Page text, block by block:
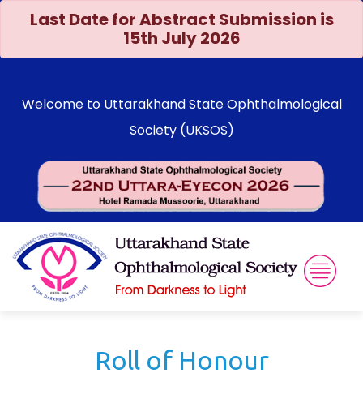
Last Date for Abstract Submission is
15th July 2026
Welcome to Uttarakhand State Ophthalmological
Society (UKSOS)
22nd UTTARA-EYECON 2026
Annual Conference - UKSOS &
Registered as `Himalayan Opthalmological Society`
23rd - 25th October, 2026
Venue
HOTEL RAMADA, MUSSOORIE, UTTARAKHAND
Home
About Us Roll of Honour
Roll of Honour